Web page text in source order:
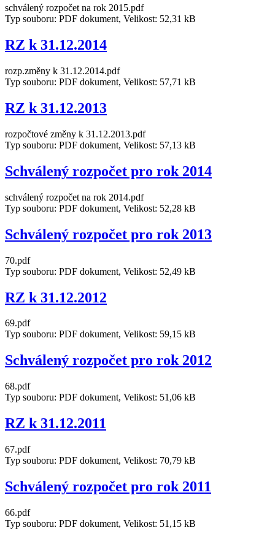
schválený rozpočet na rok 2015.pdf
Typ souboru: PDF dokument, Velikost: 52,31 kB
RZ k 31.12.2014
rozp.změny k 31.12.2014.pdf
Typ souboru: PDF dokument, Velikost: 57,71 kB
RZ k 31.12.2013
rozpočtové změny k 31.12.2013.pdf
Typ souboru: PDF dokument, Velikost: 57,13 kB
Schválený rozpočet pro rok 2014
schválený rozpočet na rok 2014.pdf
Typ souboru: PDF dokument, Velikost: 52,28 kB
Schválený rozpočet pro rok 2013
70.pdf
Typ souboru: PDF dokument, Velikost: 52,49 kB
RZ k 31.12.2012
69.pdf
Typ souboru: PDF dokument, Velikost: 59,15 kB
Schválený rozpočet pro rok 2012
68.pdf
Typ souboru: PDF dokument, Velikost: 51,06 kB
RZ k 31.12.2011
67.pdf
Typ souboru: PDF dokument, Velikost: 70,79 kB
Schválený rozpočet pro rok 2011
66.pdf
Typ souboru: PDF dokument, Velikost: 51,15 kB